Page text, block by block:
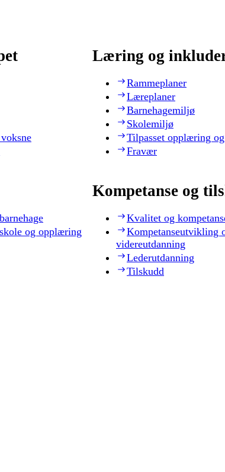
Læring og
Rammeplaner
Læreplaner
Barnehagemiljø
Skolemiljø
Tilpasset opplæring
Fravær
og opplæring
Kompetanse og
Kvalitet og
Kompetanseutvikling
videreutdanning
Lederutdanning
Tilskudd